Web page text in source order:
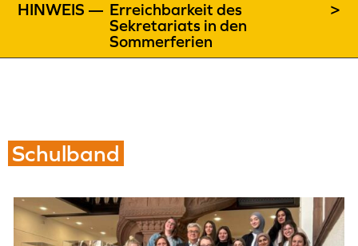
HINWEIS — Erreichbarkeit des
Sekretariats in den
Sommerferien
>
Schulband